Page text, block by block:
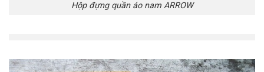
Hộp đựng quần áo nam ARROW